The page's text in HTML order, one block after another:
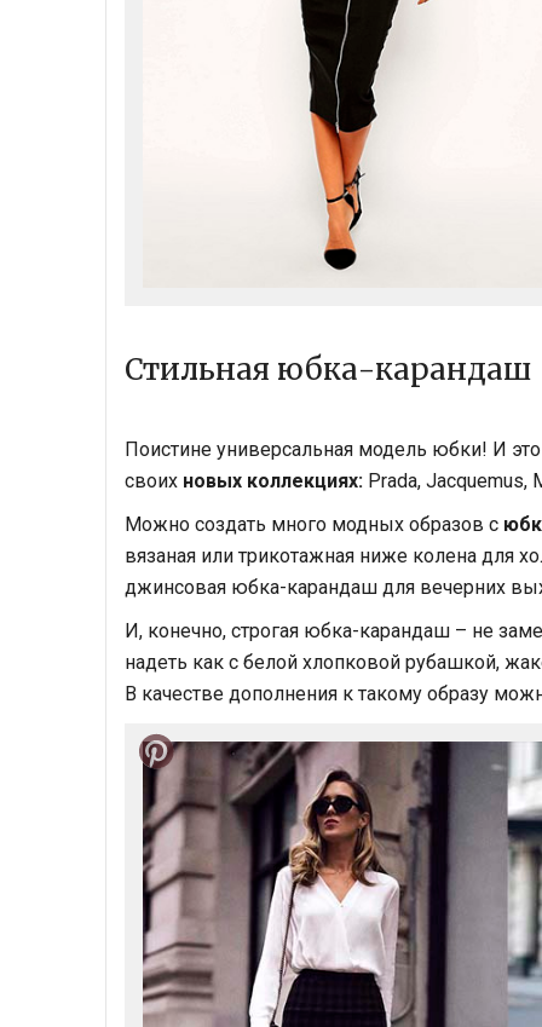
Стильная юбка-карандаш
Поистине универсальная модель юбки! И
своих новых коллекциях: Prada, Jacquemus,
Можно создать много модных образов с
вязаная или трикотажная ниже колена для
джинсовая юбка-карандаш для вечерних
И, конечно, строгая юбка-карандаш – не
надеть как с белой хлопковой рубашкой,
В качестве дополнения к такому образу